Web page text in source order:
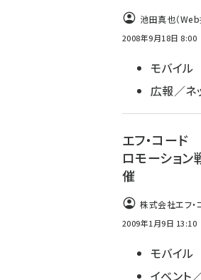
池田真也（Web
2008年9月18日 8:00
モバイル
広報／ネ
エフ・コー
ロモーショ
催
株式会社エフ・
2009年1月9日 13:10
モバイル
イベント